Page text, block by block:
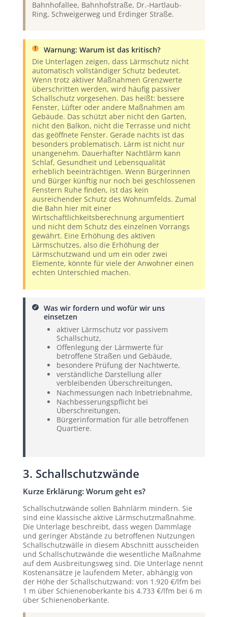
Bahnhofallee, Bahnhofstraße, Dr.-Hartlaub-
Ring, Schweigerweg und Erdinger Straße.
Warnung: Warum ist das kritisch?
Die Unterlagen zeigen, dass Lärmschutz nicht
automatisch vollständiger Schutz bedeutet.
Wenn trotz aktiver Maßnahmen Grenzwerte
überschritten werden, wird häufig passiver
Schallschutz vorgesehen. Das heißt: bessere
Fenster, Lüfter oder andere Maßnahmen am
Gebäude. Das schützt aber nicht den Garten,
nicht den Balkon, nicht die Terrasse und nicht
das geöffnete Fenster. Gerade nachts ist das
besonders problematisch. Lärm ist nicht nur
unangenehm. Dauerhafter Nachtlärm kann
Schlaf, Gesundheit und Lebensqualität
erheblich beeinträchtigen. Wenn Bürgerinnen
und Bürger künftig nur noch bei geschlossenen
Fenstern Ruhe finden, ist das kein
ausreichender Schutz des Wohnumfelds. Zumal
die Bahn hier mit einer
Wirtschaftlichkeitsberechnung argumentiert
und nicht dem Schutz des einzelnen Vorrangs
gewährt. Eine Erhöhung des aktiven
Lärmschutzes, also die Erhöhung der
Lärmschutzwand und um ein oder zwei
Elemente, könnte für viele der Anwohner einen
echten Unterschied machen.
Was wir fordern und wofür wir uns
einsetzen
aktiver Lärmschutz vor passivem
Schallschutz,
Offenlegung der Lärmwerte für
betroffene Straßen und Gebäude,
besondere Prüfung der Nachtwerte,
verständliche Darstellung aller
verbleibenden Überschreitungen,
Nachmessungen nach Inbetriebnahme,
Nachbesserungspflicht bei
Überschreitungen,
Bürgerinformation für alle betroffenen
Quartiere.
3. Schallschutzwände
Kurze Erklärung: Worum geht es?
Schallschutzwände sollen Bahnlärm mindern. Sie
sind eine klassische aktive Lärmschutzmaßnahme.
Die Unterlage beschreibt, dass wegen Dammlage
und geringer Abstände zu betroffenen Nutzungen
Schallschutzwälle in diesem Abschnitt ausscheiden
und Schallschutzwände die wesentliche Maßnahme
auf dem Ausbreitungsweg sind. Die Unterlage nennt
Kostenansätze je laufendem Meter, abhängig von
der Höhe der Schallschutzwand: von 1.920 €/lfm bei
1 m über Schienenoberkante bis 4.733 €/lfm bei 6 m
über Schienenoberkante.